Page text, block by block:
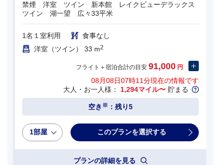
禁煙 洋室 ツイン 新本館 レイクビューデラックス
ツイン 湖一望 広々33平米
1名１室利用
食事なし
洋室（ツイン） 33 m2
フライト＋宿泊合計の目安 91,000 円
08月08日07時11分現在の情報です
大人・お一人様： 1,294マイル〜 貯まる
空き ※ ：残り5
1部屋
プランの詳細を見る